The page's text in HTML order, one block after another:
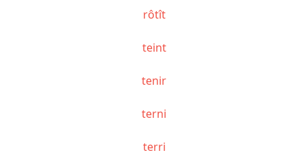
rôtît
teint
tenir
terni
terri